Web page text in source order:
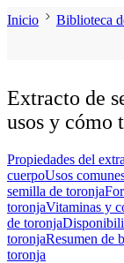
Inicio Biblioteca
Extracto de
usos y cómo
Propiedades del
cuerpoUsos
semilla de toronja
toronjaVitaminas y
de toronja
toronjaResumen de
toronja